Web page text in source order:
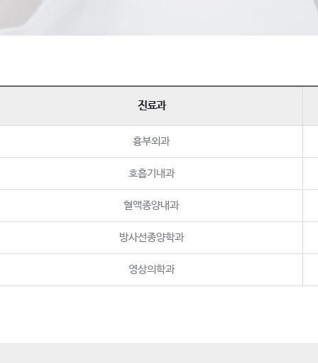
진료과
흉부외과
호흡기내과
혈액종양내과
방사선종양학과
영상의학과